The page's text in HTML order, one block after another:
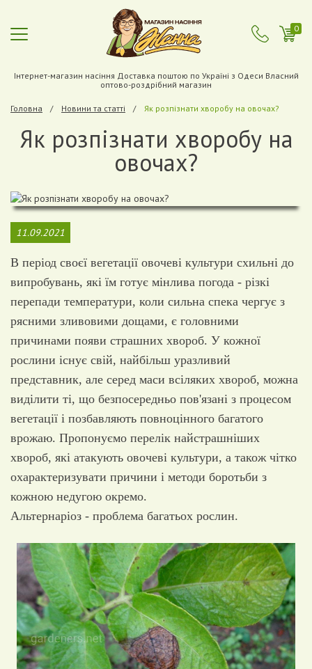
0
Інтернет-магазин насіння Доставка поштою по Україні з Одеси Власний
оптово-роздрібний магазин
Головна Новини та статті Як розпізнати хворобу на овочах?
Як розпізнати хворобу на
овочах?
11.09.2021
В період своєї вегетації овочеві культури схильні до
випробувань, які їм готує мінлива погода - різкі
перепади температури, коли сильна спека чергує з
рясними зливовими дощами, є головними
причинами появи страшних хвороб. У кожної
рослини існує свій, найбільш уразливий
представник, але серед маси всіляких хвороб, можна
виділити ті, що безпосередньо пов'язані з процесом
вегетації і позбавляють повноцінного багатого
врожаю. Пропонуємо перелік найстрашніших
хвороб, які атакують овочеві культури, а також чітко
охарактеризувати причини і методи боротьби з
кожною недугою окремо.
Альтернаріоз - проблема багатьох рослин.